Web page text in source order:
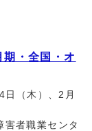
・全国・オ
日（木）、2月
者職業センタ